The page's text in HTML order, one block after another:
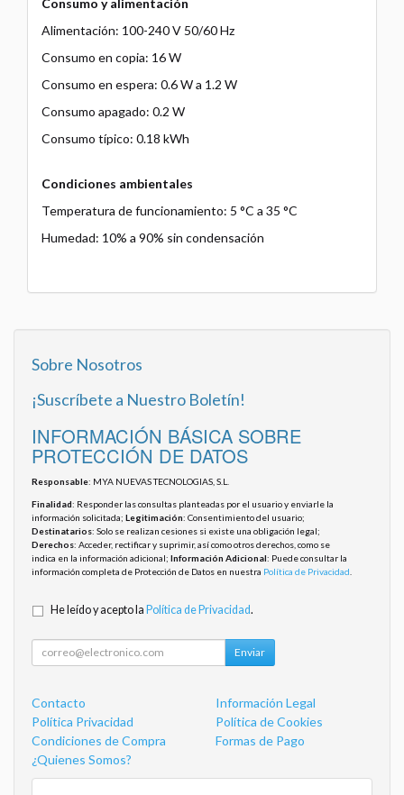
Alimentación: 100-240 V 50/60 Hz
Consumo en copia: 16 W
Consumo en espera: 0.6 W a 1.2 W
Consumo apagado: 0.2 W
Consumo típico: 0.18 kWh
Condiciones ambientales
Temperatura de funcionamiento: 5 °C a 35 °C
Humedad: 10% a 90% sin condensación
Sobre Nosotros
¡Suscríbete a Nuestro Boletín!
INFORMACIÓN BÁSICA SOBRE
PROTECCIÓN DE DATOS
Responsable: MYA NUEVAS TECNOLOGIAS, S.L.
Finalidad: Responder las consultas planteadas por el usuario y enviarle la
información solicitada; Legitimación: Consentimiento del usuario;
Destinatarios: Solo se realizan cesiones si existe una obligación legal;
Derechos: Acceder, rectificar y suprimir, así como otros derechos, como se
indica en la información adicional; Información Adicional: Puede consultar la
información completa de Protección de Datos en nuestra Política de Privacidad
He leído y acepto la Política de Privacidad.
Enviar
Contacto
Información Legal
Política Privacidad
Política de Cookies
Condiciones de Compra
Formas de Pago
¿Quienes Somos?